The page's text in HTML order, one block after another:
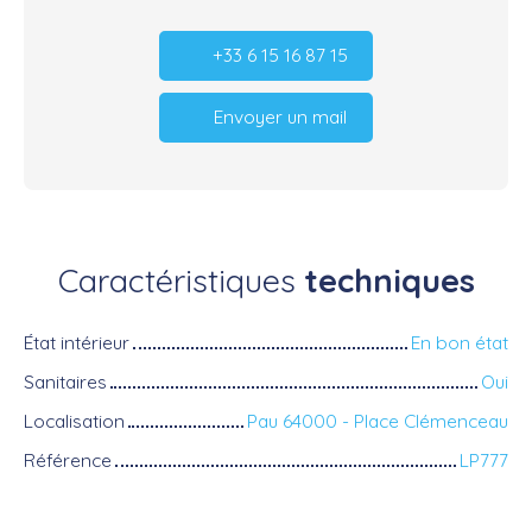
+33 6 15 16 87 15
Envoyer un mail
Caractéristiques techniques
État intérieur
En bon état
Sanitaires
Oui
Localisation
Pau 64000 - Place Clémenceau
Référence
LP777